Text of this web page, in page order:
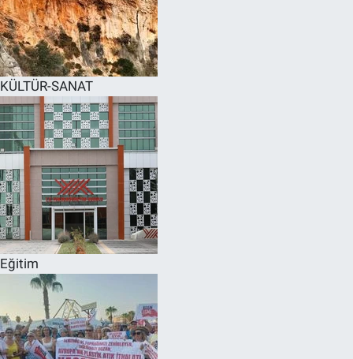
KÜLTÜR-SANAT
Eğitim